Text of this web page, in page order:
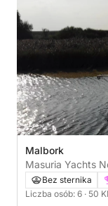
Malbork
Masuria Yachts
Bez sternika
Liczba osób: 6 · 50